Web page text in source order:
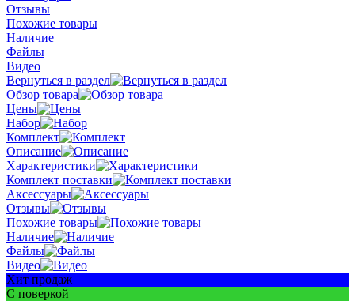
Отзывы
Похожие товары
Наличие
Файлы
Видео
Вернуться в раздел
Обзор товара
Цены
Набор
Комплект
Описание
Характеристики
Комплект поставки
Аксессуары
Отзывы
Похожие товары
Наличие
Файлы
Видео
Хит продаж
С поверкой